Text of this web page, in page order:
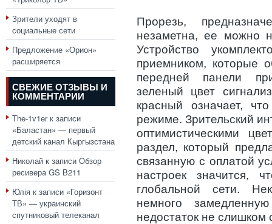
Зрители уходят в
социальные сети
Предложение «Орион»
расширяется
СВЕЖИЕ ОТЗЫВЫ И
КОММЕНТАРИИ
The-1v1erк записи
«Баластан» — первый
детский канал Кыргызстана
Николай к записи Обзор
ресивера GS B211
Юлія к записи «Горизонт
ТВ» — украинский
спутниковый телеканал
Прорезь,
незаметна, ее можно
Устройство
приемником, которые
передней панели
зеленый цвет
красный означает,
режиме. Зрительский
оптимистическими
раздел, который
связанную с оплатой
настроек значится,
глобальной сети.
немного
недостаток не слишком